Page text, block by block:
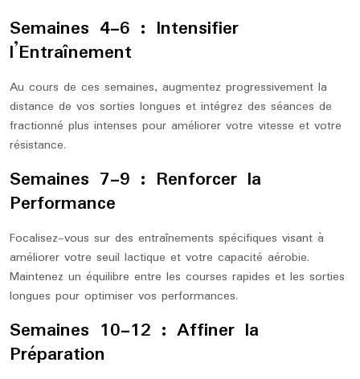
Semaines 4-6 : Intensifier
l’Entraînement
Au cours de ces semaines, augmentez progressivement la
distance de vos sorties longues et intégrez des séances de
fractionné plus intenses pour améliorer votre vitesse et votre
résistance.
Semaines 7-9 : Renforcer la
Performance
Focalisez-vous sur des entraînements spécifiques visant à
améliorer votre seuil lactique et votre capacité aérobie.
Maintenez un équilibre entre les courses rapides et les sorties
longues pour optimiser vos performances.
Semaines 10-12 : Affiner la
Préparation